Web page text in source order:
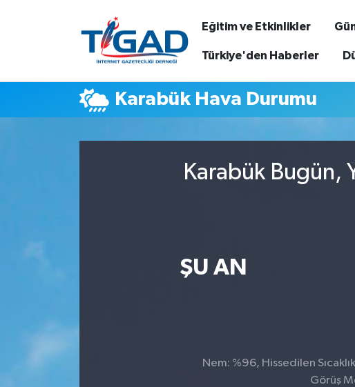
Eğitim ve Etkinlikler
Türkiye'den Haberler
Karabük Hava Durumu
Karabük Bugün,
ŞU AN
Nem: %96, Hissedilen
Görüş
Nöbetçi Eczaneler
Hava Durumu